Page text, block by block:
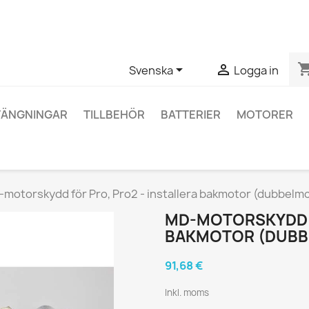
Svenska  Logga in
TILLBEHÖR BATTERIER MOTORER
motorskydd för Pro, Pro2 - installera bakmotor
MD-
BAKMOTOR
91,68 €
Inkl. moms